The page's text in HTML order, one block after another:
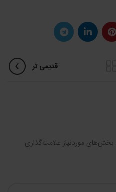
قدیمی تر
بخش‌های موردنیاز علامت‌گذاری